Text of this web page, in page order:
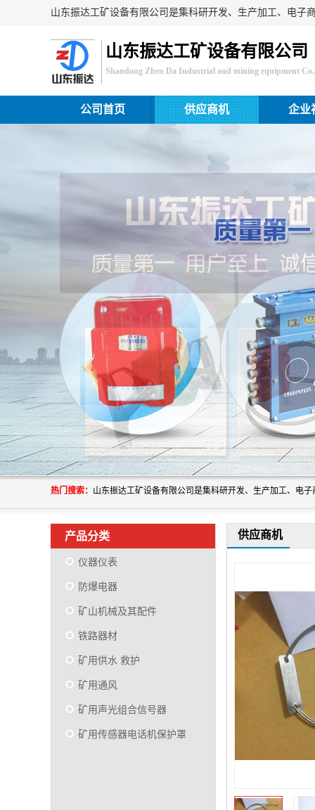
山东振达工矿设备有限公司
Shandong Zhen Da Industrial and mining equipment
公司首页 供应商机 企业
热门搜索：
产品分类
仪器仪表
防爆电器
矿山机械及其配件
铁路器材
矿用供水 救护
矿用通风
矿用声光组合信号器
矿用传感器电话机保护罩
供应商机